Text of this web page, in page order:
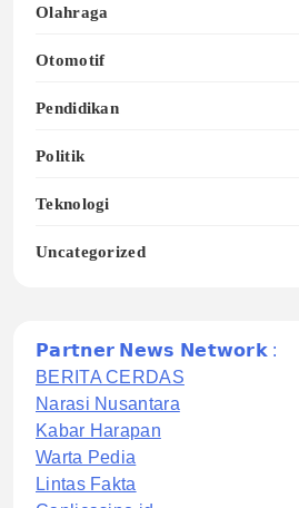
Olahraga
Otomotif
Pendidikan
Politik
Teknologi
Uncategorized
𝗣𝗮𝗿𝘁𝗻𝗲𝗿 𝗡𝗲𝘄𝘀 𝗡𝗲𝘁𝘄𝗼𝗿𝗸 :
BERITA CERDAS
Narasi Nusantara
Kabar Harapan
Warta Pedia
Lintas Fakta